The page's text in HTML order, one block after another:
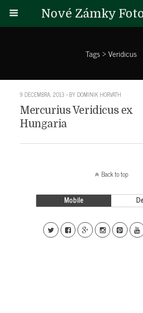
Nové Zámky
Tags › Veridicus
9 DECEMBRA, 2013 • BY DOMINIK HORVATH
Mercurius Veridicus ex
Hungaria
Back to top
Mobile